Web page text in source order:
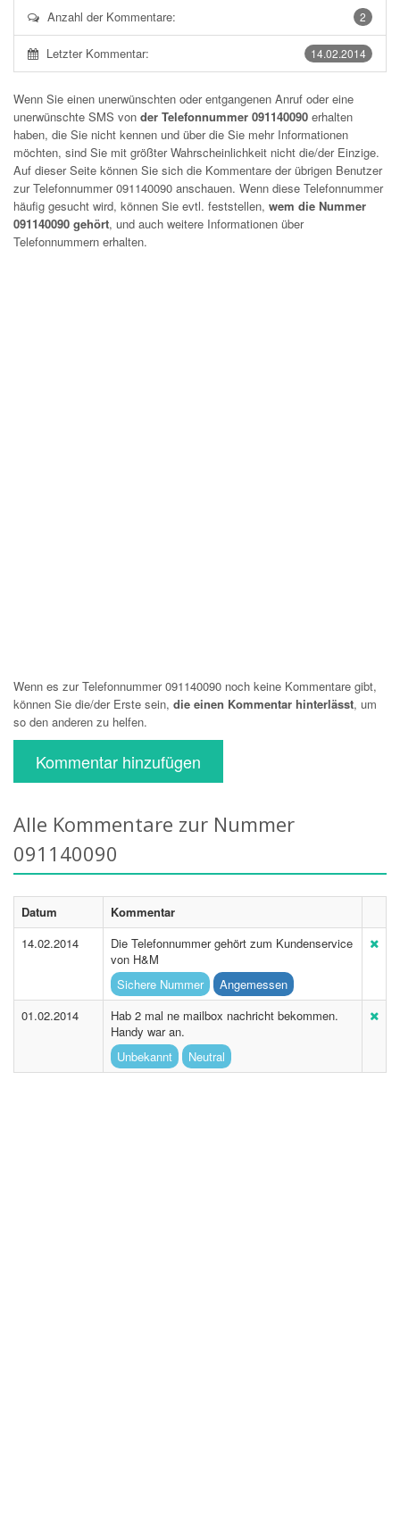
2
Anzahl der Kommentare:
14.02.2014
Letzter Kommentar:
Wenn Sie einen unerwünschten oder entgangenen Anruf oder eine
unerwünschte SMS von der Telefonnummer 091140090 erhalten
haben, die Sie nicht kennen und über die Sie mehr Informationen
möchten, sind Sie mit größter Wahrscheinlichkeit nicht die/der Einzige.
Auf dieser Seite können Sie sich die Kommentare der übrigen Benutzer
zur Telefonnummer091140090 anschauen. Wenn diese Telefonnummer
häufig gesucht wird, können Sie evtl. feststellen, wem die Nummer
091140090 gehört, und auch weitere Informationen über
Telefonnummern erhalten.
Wenn es zur Telefonnummer 091140090 noch keine Kommentare gibt,
können Sie die/der Erste sein, die einen Kommentar hinterlässt, um
so den anderen zu helfen.
Kommentar hinzufügen
Alle Kommentare zur Nummer
091140090
Datum
Kommentar
14.02.2014
Die Telefonnummer gehört zum Kundenservice
von H&M
Sichere Nummer
Angemessen
01.02.2014
Hab 2 mal ne mailbox nachricht bekommen.
Handy war an.
Unbekannt
Neutral